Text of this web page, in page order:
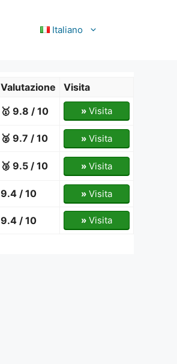
Italiano
Valutazione
Visita
🥇 9.8 / 10
»Visita
🥈 9.7 / 10 »Visita
🥉 9.5 / 10 »Visita
9.4 / 10 »Visita
9.4 / 10 »Visita